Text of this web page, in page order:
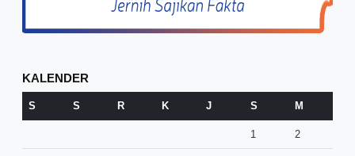
KALENDER
S S R K J S M
1 2